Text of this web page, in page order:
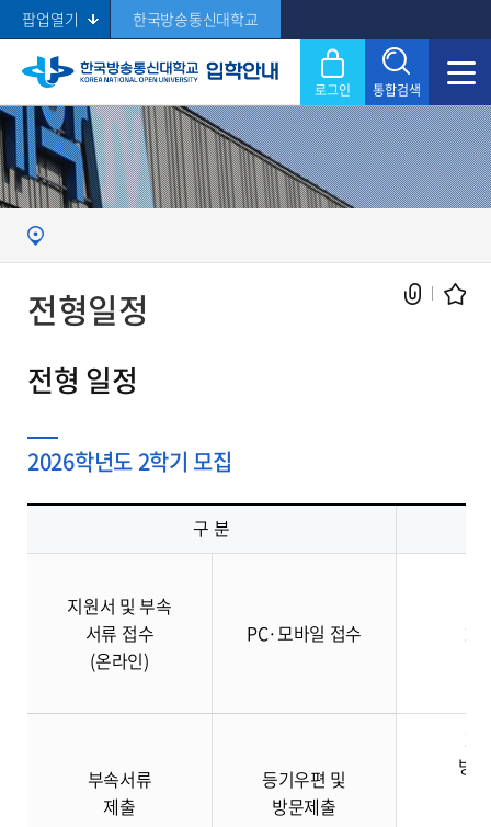
팝업열기 한국방송통신대학교
로그인 통합검색
Search 닫기
전형일정
전형 일정
2026학년도 2학기 모집
구 분
지원서 및 부속
서류 접수
(온라인)
PC·모바일 접수
부속서류
제출
등기우편 및
방문제출
방